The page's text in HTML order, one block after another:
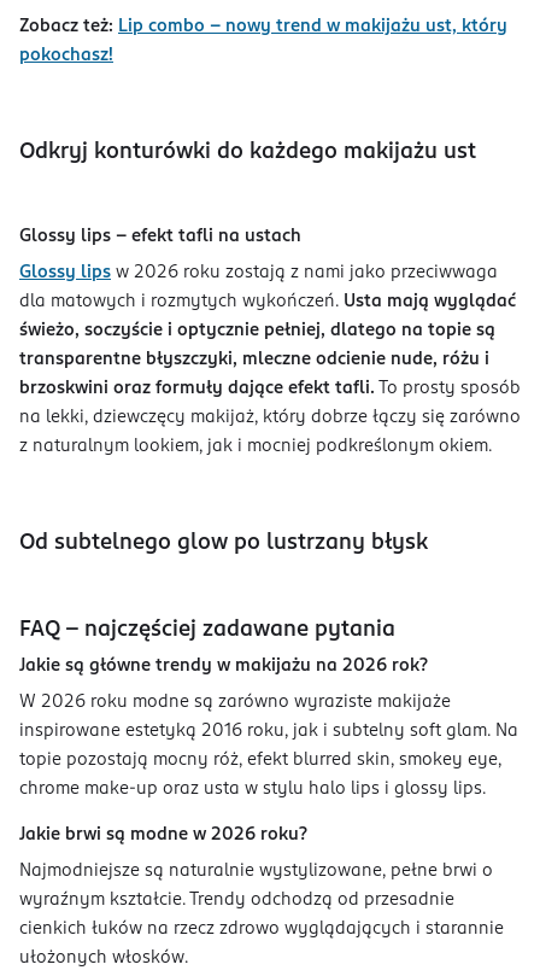
Zobacz też: Lip combo - nowy trend w makijażu ust, który
pokochasz!
Odkryj konturówki do każdego makijażu ust
Glossy lips – efekt tafli na ustach
Glossy lips w 2026 roku zostają z nami jako przeciwwaga
dla matowych i rozmytych wykończeń. Usta mają wyglądać
świeżo, soczyście i optycznie pełniej, dlatego na topie są
transparentne błyszczyki, mleczne odcienie nude, różu i
brzoskwini oraz formuły dające efekt tafli. To prosty sposób
na lekki, dziewczęcy makijaż, który dobrze łączy się zarówno
z naturalnym lookiem, jak i mocniej podkreślonym okiem.
Od subtelnego glow po lustrzany błysk
FAQ - najczęściej zadawane pytania
Jakie są główne trendy w makijażu na 2026 rok?
W 2026 roku modne są zarówno wyraziste makijaże
inspirowane estetyką 2016 roku, jak i subtelny soft glam. Na
topie pozostają mocny róż, efekt blurred skin, smokey eye,
chrome make-up oraz usta w stylu halo lips i glossy lips.
Jakie brwi są modne w 2026 roku?
Najmodniejsze są naturalnie wystylizowane, pełne brwi o
wyraźnym kształcie. Trendy odchodzą od przesadnie
cienkich łuków na rzecz zdrowo wyglądających i starannie
ułożonych włosków.